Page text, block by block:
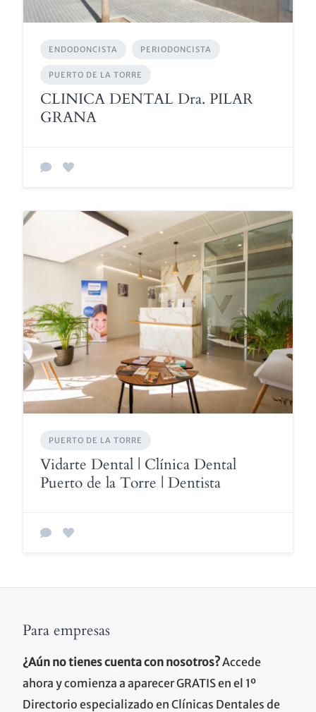
ENDODONCISTA PERIODONCISTA
PUERTO DE LA TORRE
CLINICA DENTAL Dra. PILAR
GRANA
PUERTO DE LA TORRE
Vidarte Dental | Clínica Dental
Puerto de la Torre | Dentista
Para empresas
¿Aún no tienes cuenta con nosotros?Accede
ahora y comienza a aparecer GRATIS en el 1º
Directorio especializado en Clínicas Dentales de